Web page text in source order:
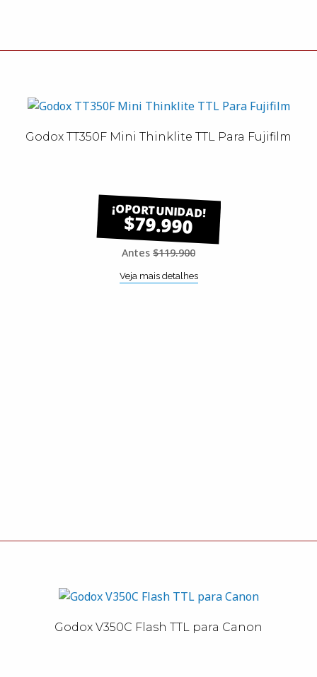
Godox TT350F Mini Thinklite TTL Para Fujifilm
$79.990
Antes $119.900
Veja mais detalhes
Godox V350C Flash TTL para Canon